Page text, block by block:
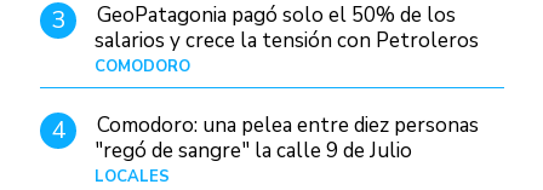
3
GeoPatagonia pagó solo el 50% de los
salarios y crece la tensión con Petroleros
COMODORO
4
Comodoro: una pelea entre diez personas
"regó de sangre" la calle 9 de Julio
LOCALES